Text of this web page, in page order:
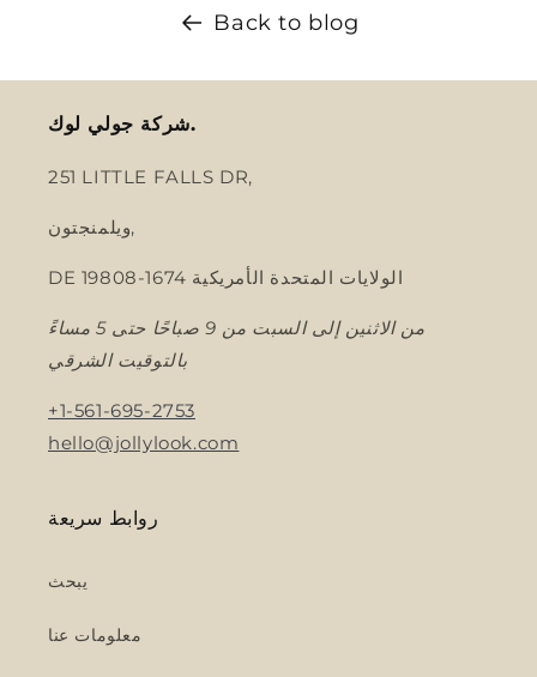
Back to blog
شركة جولي لوك.
251 LITTLE FALLS DR,
ويلمنجتون,
DE 19808-1674 الولايات المتحدة الأمريكية
من الاثنين إلى السبت من 9 صباحًا حتى 5 مساءً
بالتوقيت الشرقي
+1-561-695-2753
hello@jollylook.com
روابط سريعة
يبحث
معلومات عنا